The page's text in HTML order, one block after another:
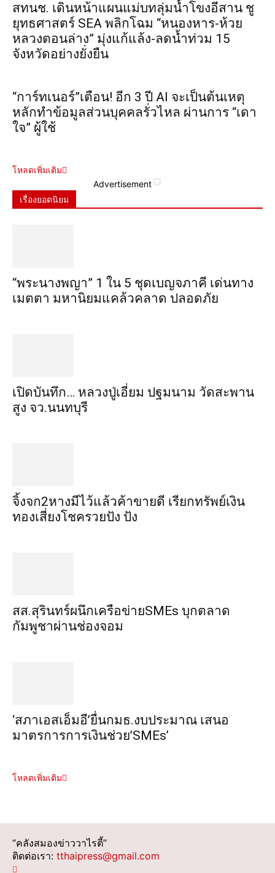
สทนช. เดินหน้าแผนแม่บทลุ่มน้ำโขงอีสาน ชู
ยุทธศาสตร์ SEA พลิกโฉม “หนองหาร-ห้วย
หลวงตอนล่าง” มุ่งแก้แล้ง-ลดน้ำท่วม 15
จังหวัดอย่างยั่งยืน
“การ์ทเนอร์”เตือน! อีก 3 ปี AI จะเป็นต้นเหตุ
หลักทำข้อมูลส่วนบุคคลรั่วไหล ผ่านการ “เดา
ใจ” ผู้ใช้
โหลดเพิ่มเติม
Advertisement
เรื่องยอดนิยม
“พระ​นาง​พญา” 1 ใน 5​ ชุดเบญจ​ภาคี​ เด่นทาง
เมตตา​ มหา​นิยม​แคล้วคลาด​ ปลอดภัย​
เปิดบันทึก… หลวงปู่เอี่ยม ​ปฐม​นาม​ วัดสะพาน
สูง​ จว.นนทบุรี
จิ้งจก​2​หาง​มีไว้แล้ว​ค้าขาย​ดี​ เรียก​ทรัพย์เงิน
ทอง​เสี่ยงโชค​รวยปัง​ ปัง​
สส.สุรินทร์ผนึกเครือข่ายSMEs บุกตลาด
กัมพูชาผ่านช่องจอม
‘สภาเอสเอ็มอี’ยื่นกมธ.งบประมาณ เสนอ
มาตรการการเงินช่วย’SMEs’
โหลดเพิ่มเติม
“คลังสมองข่าววาไรตี้”
ติดต่อเรา: tthaipress@gmail.com